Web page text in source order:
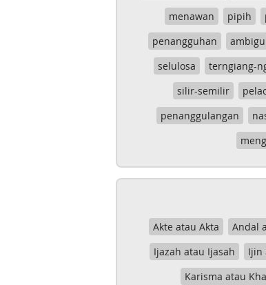
menawan
pipih
penangguhan
ambigu
selulosa
terngiang-
silir-semilir
penanggulangan
Akte atau Akta Andal
Ijazah atau Ijasah
Ijin
Karisma atau